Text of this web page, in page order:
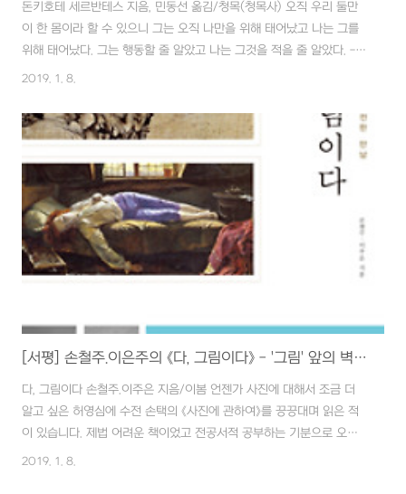
돈키호테 세르반테스 지음, 민동선 옮김/청목(청목사) 오직 우리 둘만
이 한 몸이라 할 수 있으니 그는 오직 나만을 위해 태어났고 나는 그를
위해 태어났다. 그는 행동할 줄 알았고 나는 그것을 적을 줄 알았다. -
미겔 데 세르반테스 (Miguel de Cervantes, 1547~1616) 전쟁중
해적에게 납치되어 10년간의 노예생활을 하게 되었고 풀려난 후에도
생활고에 시달리다 사기를 당하고 철장신세까지 지게 되었습니다. 길에
떨어진 종이쪼가리 하나도 놓치지 않고 끊임없이 읽어대던 시골귀족은
드디어 자신의 분신 '돈 키호테를' 불러냈습니다. "러시아가 낳은 대문호
도스토예프스키는 《돈 키호테》를 가리켜 이렇게 말했습니다. '이 작품
은..
2019. 1. 8.
[서평] 손철주.이은주의 《다, 그림이다》 - '그림' 앞의 벽을 허물자!!
다, 그림이다 손철주.이주은 지음/이봄 언젠가 사진에 대해서 조금 더
알고 싶은 허영심에 수전 손택의 《사진에 관하여》를 끙끙대며 읽은 적
이 있습니다. 제법 어려운 책이었고 전공서적 공부하는 기분으로 오랜
시간에 걸려 독파를 했더랍니다. 그때 사진과 회화의 어정쩡한 관계에
2019. 1. 8.